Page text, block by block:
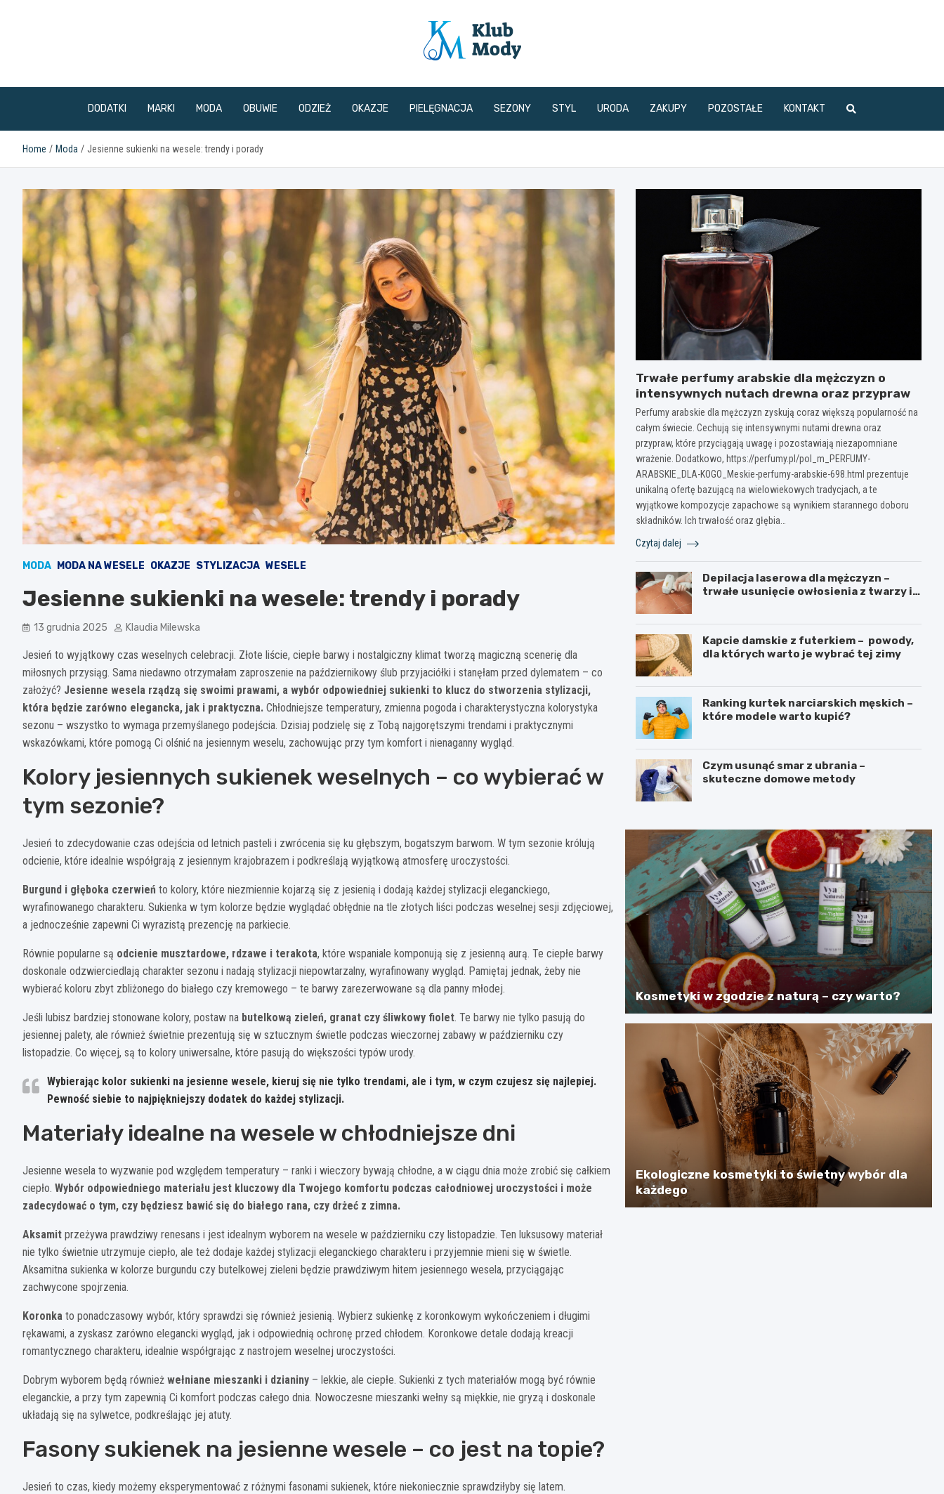
klubmody.pl
DODATKI MARKI MODA OBUWIE ODZIEŻ OKAZJE PIELĘGNACJA SEZONY STYL URODA ZAKUPY POZOSTAŁE KONTAKT
Home Moda Jesienne sukienki na wesele: trendy i porady
MODA MODA NA WESELE OKAZJE STYLIZACJA WESELE
Jesienne sukienki na wesele: trendy i porady
13 grudnia 2025 Klaudia Milewska
Jesień to wyjątkowy czas weselnych celebracji. Złote liście, ciepłe barwy i nostalgiczny klimat tworzą magiczną scenerię dla
miłosnych przysiąg. Sama niedawno otrzymałam zaproszenie na październikowy ślub przyjaciółki i stanęłam przed dylematem – co
założyć? Jesienne wesela rządzą się swoimi prawami, a wybór odpowiedniej sukienki to klucz do stworzenia stylizacji,
która będzie zarówno elegancka, jak i praktyczna. Chłodniejsze temperatury, zmienna pogoda i charakterystyczna kolorystyka
sezonu – wszystko to wymaga przemyślanego podejścia. Dzisiaj podzielę się z Tobą najgorętszymi trendami i praktycznymi
wskazówkami, które pomogą Ci olśnić na jesiennym weselu, zachowując przy tym komfort i nienaganny wygląd.
Kolory jesiennych sukienek weselnych – co wybierać w
tym sezonie?
Jesień to zdecydowanie czas odejścia od letnich pasteli i zwrócenia się ku głębszym, bogatszym barwom. W tym sezonie królują
odcienie, które idealnie współgrają z jesiennym krajobrazem i podkreślają wyjątkową atmosferę uroczystości.
Burgund i głęboka czerwień to kolory, które niezmiennie kojarzą się z jesienią i dodają każdej stylizacji eleganckiego,
wyrafinowanego charakteru. Sukienka w tym kolorze będzie wyglądać obłędnie na tle złotych liści podczas weselnej sesji zdjęciowej,
a jednocześnie zapewni Ci wyrazistą prezencję na parkiecie.
Równie popularne są odcienie musztardowe, rdzawe i terakota, które wspaniale komponują się z jesienną aurą. Te ciepłe barwy
doskonale odzwierciedlają charakter sezonu i nadają stylizacji niepowtarzalny, wyrafinowany wygląd. Pamiętaj jednak, żeby nie
wybierać koloru zbyt zbliżonego do białego czy kremowego – te barwy zarezerwowane są dla panny młodej.
Jeśli lubisz bardziej stonowane kolory, postaw na butelkową zieleń, granat czy śliwkowy fiolet. Te barwy nie tylko pasują do
jesiennej palety, ale również świetnie prezentują się w sztucznym świetle podczas wieczornej zabawy w październiku czy
listopadzie. Co więcej, są to kolory uniwersalne, które pasują do większości typów urody.
Wybierając kolor sukienki na jesienne wesele, kieruj się nie tylko trendami, ale i tym, w czym czujesz się najlepiej.
Pewność siebie to najpiękniejszy dodatek do każdej stylizacji.
Materiały idealne na wesele w chłodniejsze dni
Jesienne wesela to wyzwanie pod względem temperatury – ranki i wieczory bywają chłodne, a w ciągu dnia może zrobić się całkiem
ciepło. Wybór odpowiedniego materiału jest kluczowy dla Twojego komfortu podczas całodniowej uroczystości i może
zadecydować o tym, czy będziesz bawić się do białego rana, czy drżeć z zimna.
Aksamit przeżywa prawdziwy renesans i jest idealnym wyborem na wesele w październiku czy listopadzie. Ten luksusowy materiał
nie tylko świetnie utrzymuje ciepło, ale też dodaje każdej stylizacji eleganckiego charakteru i przyjemnie mieni się w świetle.
Aksamitna sukienka w kolorze burgundu czy butelkowej zieleni będzie prawdziwym hitem jesiennego wesela, przyciągając
zachwycone spojrzenia.
Koronka to ponadczasowy wybór, który sprawdzi się również jesienią. Wybierz sukienkę z koronkowym wykończeniem i długimi
rękawami, a zyskasz zarówno elegancki wygląd, jak i odpowiednią ochronę przed chłodem. Koronkowe detale dodają kreacji
romantycznego charakteru, idealnie współgrając z nastrojem weselnej uroczystości.
Dobrym wyborem będą również wełniane mieszanki i dzianiny – lekkie, ale ciepłe. Sukienki z tych materiałów mogą być równie
eleganckie, a przy tym zapewnią Ci komfort podczas całego dnia. Nowoczesne mieszanki wełny są miękkie, nie gryzą i doskonale
układają się na sylwetce, podkreślając jej atuty.
Fasony sukienek na jesienne wesele – co jest na topie?
Jesień to czas, kiedy możemy eksperymentować z różnymi fasonami sukienek, które niekoniecznie sprawdziłyby się latem.
Trwałe perfumy arabskie dla mężczyzn o
intensywnych nutach drewna oraz przypraw
Perfumy arabskie dla mężczyzn zyskują coraz większą popularność na
całym świecie. Cechują się intensywnymi nutami drewna oraz
przypraw, które przyciągają uwagę i pozostawiają niezapomniane
wrażenie. Dodatkowo, https://perfumy.pl/pol_m_PERFUMY-
ARABSKIE_DLA-KOGO_Meskie-perfumy-arabskie-698.html prezentuje
unikalną ofertę bazującą na wielowiekowych tradycjach, a te
wyjątkowe kompozycje zapachowe są wynikiem starannego doboru
składników. Ich trwałość oraz głębia…
Czytaj dalej
Depilacja laserowa dla mężczyzn –
trwałe usunięcie owłosienia z twarzy i
Kapcie damskie z futerkiem – powody,
dla których warto je wybrać tej zimy
Ranking kurtek narciarskich męskich –
które modele warto kupić?
Czym usunąć smar z ubrania –
skuteczne domowe metody
Kosmetyki w zgodzie z naturą – czy warto?
Ekologiczne kosmetyki to świetny wybór dla
każdego